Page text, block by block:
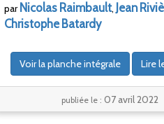
par Nicolas Raimbault, Jean
Christophe Batardy
Voir la planche intégrale Lire
publiée le :07 avril 2022